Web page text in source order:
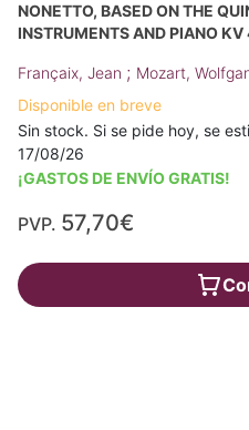
NONETTO, BASED ON THE
INSTRUMENTS AND PIANO
Françaix, Jean ; Mozart,
Disponible en breve
Sin stock. Si se pide hoy, se
17/08/26
¡GASTOS DE ENVÍO GRATIS!
PVP. 57,70€